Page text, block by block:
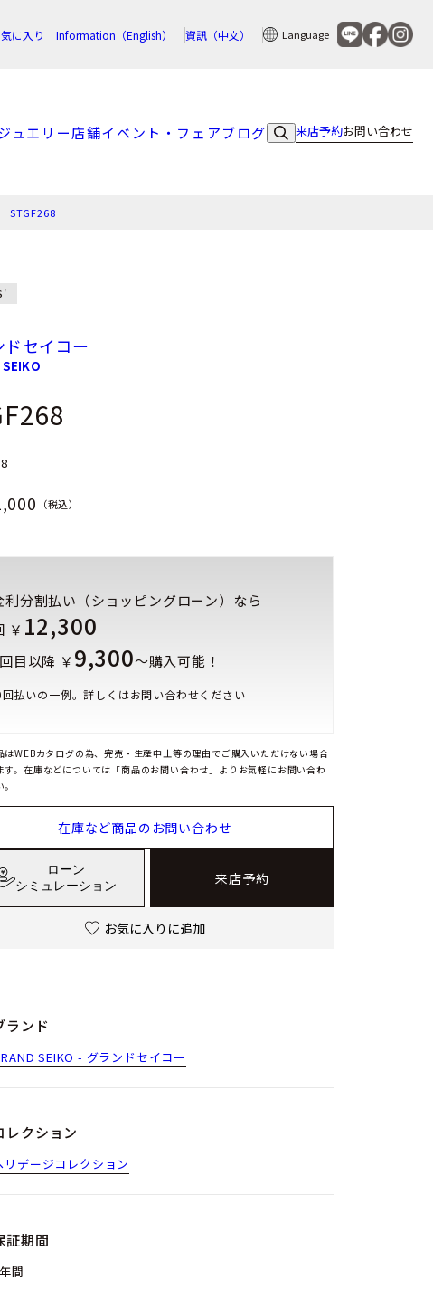
に入り Information（English） 資訊（中文） Language
ュエリー店舗イベント・フェアブログ 来店予約お問い合わせ
STGF268
ドセイコー
（税込）
利分割払い（ショッピングローン）なら
￥ 12,300
目以降 ￥ 9,300～購入可能！
回払いの一例。詳しくはお問い合わせください
WEBカタログの為、完売・生産中止等の理由でご購入いただけない場合
す。在庫などについては「商品のお問い合わせ」よりお気軽にお問い合わ
在庫など商品のお問い合わせ
ローン
シミュレーション
来店予約
お気に入りに追加
ランド
SEIKO - グランドセイコー
レクション
リデージコレクション
証期間
間